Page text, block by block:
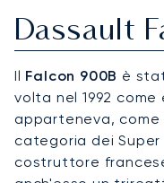
Dassault
Il Falcon 900B è
volta nel 1992
apparteneva, come
categoria dei
costruttore